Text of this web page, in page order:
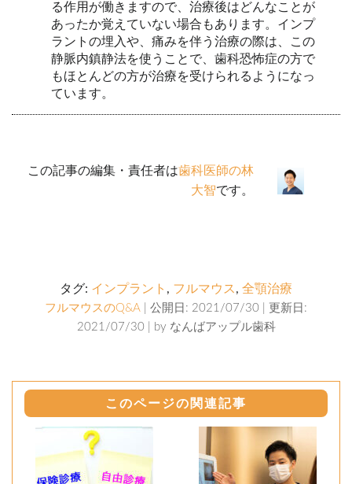
る作用が働きますので、治療後はどんなことが
あったか覚えていない場合もあります。インプ
ラントの埋入や、痛みを伴う治療の際は、この
静脈内鎮静法を使うことで、歯科恐怖症の方で
もほとんどの方が治療を受けられるようになっ
ています。
この記事の編集・責任者は歯科医師の林
大智です。
タグ: インプラント , フルマウス , 全顎治療
フルマウスのQ&A | 公開日: 2021/07/30 | 更新日:
2021/07/30 | by なんばアップル歯科
このページの関連記事